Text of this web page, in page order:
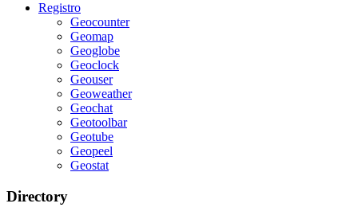
Registro
Geocounter
Geomap
Geoglobe
Geoclock
Geouser
Geoweather
Geochat
Geotoolbar
Geotube
Geopeel
Geostat
Directory